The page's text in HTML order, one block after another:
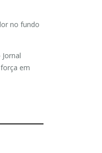
no fundo
em